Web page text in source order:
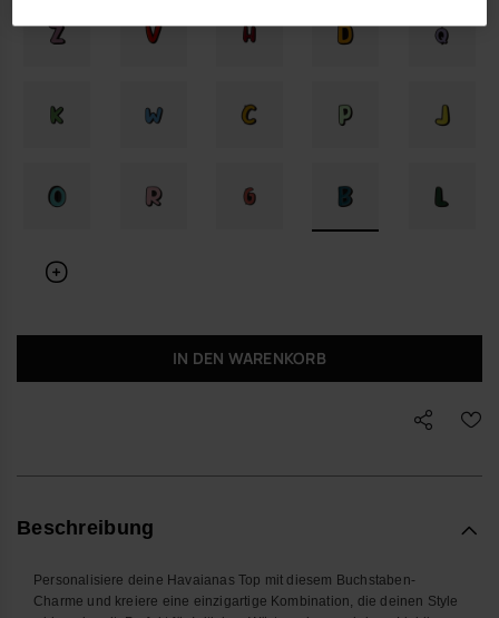
IN DEN WARENKORB
Beschreibung
Personalisiere deine Havaianas Top mit diesem Buchstaben-
Charme und kreiere eine einzigartige Kombination, die deinen Style